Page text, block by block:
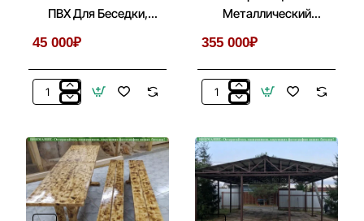
ПВХ Для Беседки,
45 000₽
Мягкие
ПВХ
Для
Беседки,
Веранды,
Летней
Металлический
Перед Входом
355 000₽
Крыльцо:
С
Лестницей
Перед
Входом